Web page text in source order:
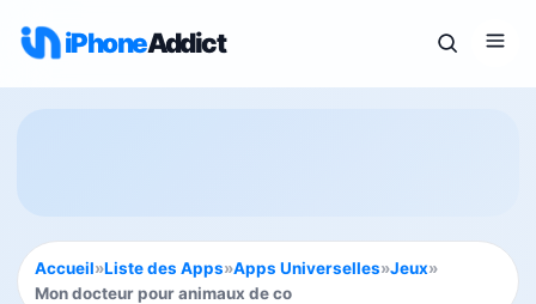
iPhoneAddict
Accueil»Liste des Apps»Apps Universelles»Jeux»
Mon docteur pour animaux de co